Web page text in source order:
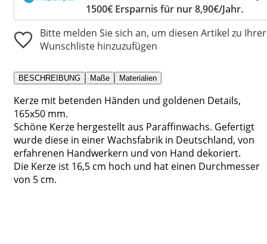
1500€ Ersparnis für nur 8,90€/Jahr.
Bitte melden Sie sich an, um diesen Artikel zu Ihrer
Wunschliste hinzuzufügen
BESCHREIBUNG Maße Materialien
Kerze mit betenden Händen und goldenen Details,
165x50 mm.
Schöne Kerze hergestellt aus Paraffinwachs. Gefertigt
wurde diese in einer Wachsfabrik in Deutschland, von
erfahrenen Handwerkern und von Hand dekoriert.
Die Kerze ist 16,5 cm hoch und hat einen Durchmesser
von 5 cm.